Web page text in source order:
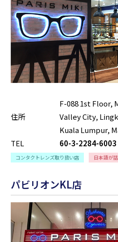
住所
F-088 1st Floor,
Valley City,
Kuala Lumpur,
TEL
60-3-2284-6003
コンタクトレンズ取り扱い店 日本語が
パビリオンKL店